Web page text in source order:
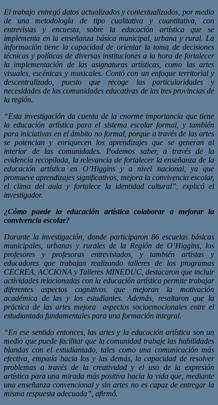
El trabajo entregó datos actualizados y contextualizados, por medio
de una metodología de tipo cualitativa y cuantitativa, con
entrevistas y encuesta, sobre la educación artística que se
implementa en la enseñanza básica municipal, urbana y rural. La
información tiene la capacidad de orientar la toma de decisiones
técnicas y políticas de diversas instituciones a la hora de fortalecer
la implementación de las asignaturas artísticas, como las artes
visuales, escénicas y musicales. Contó con un enfoque territorial y
descentralizado, puesto que recoge las particularidades y
necesidades de las comunidades educativas de las tres provincias de
la región.
“Esta investigación da cuenta de la enorme importancia que tiene
la educación artística para el sistema escolar formal, y también
para iniciativas en el ámbito no formal, porque a través de las artes
se potencian y enriquecen los aprendizajes que se generan al
interior de las comunidades. Podemos saber, a través de la
evidencia recopilada, la relevancia de fortalecer la enseñanza de la
educación artística en O’Higgins y a nivel nacional, ya que
promueve aprendizajes significativos, mejora la convivencia escolar,
el clima del aula y fortalece la identidad cultural”, explicó el
investigador.
¿Cómo puede la educación artística colaborar a mejorar la
convivencia escolar?
Durante la investigación, donde participaron 86 escuelas básicas
municipales, urbanas y rurales de la Región de O’Higgins, los
profesores y profesoras entrevistados, y también artistas y
educadores que trabajan realizando talleres de los programas
CECREA, ACCIONA y Talleres MINEDUC, destacaron que incluir
actividades relacionadas con la educación artística permite trabajar
diferentes aspectos cognitivos que mejoran la motivación
académica de las y los estudiantes. Además, resaltaron que la
práctica de las artes mejora aspectos socioemocionales entre el
estudiantado fundamentales para una formación integral.
“En ese sentido entonces, las artes y la educación artística son un
medio que puede facilitar que la comunidad trabaje las habilidades
blandas con el estudiantado, tales como una comunicación más
efectiva, empatía hacia los y las demás, la capacidad de resolver
problemas a través de la creatividad y el uso de la expresión
artística para una mirada más positiva hacia la vida que, mediante
una enseñanza convencional y sin artes no es capaz de entregar la
misma respuesta adecuada”, afirmó.